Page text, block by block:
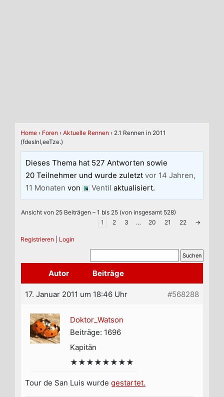
Home › Foren › Aktuelle Rennen › 2.1 Rennen in 2011
(fdeslnl,eeTze.)
Dieses Thema hat 527 Antworten sowie
20 Teilnehmer und wurde zuletztvor 14 Jahren,
11 Monaten von Ventil aktualisiert.
Ansicht von 25 Beiträgen – 1 bis 25 (von insgesamt 528)
1
2 3 … 20 21 22 →
Registrieren Login
Autor Beiträge
17. Januar 2011 um 18:46 Uhr #568288
Doktor_Watson
Beiträge: 1696
Kapitän
★★★★★★★★
Tour de San Luis wurde gestartet.